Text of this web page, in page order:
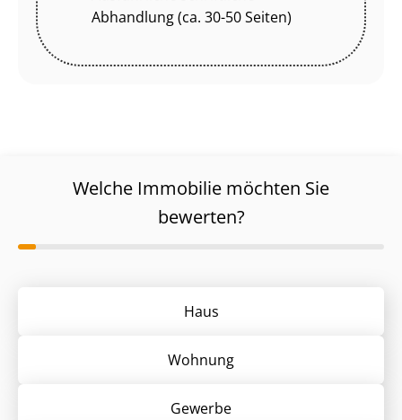
Abhandlung (ca. 30-50 Seiten)
Welche Immobilie möchten Sie
bewerten?
Haus
Wohnung
Gewerbe